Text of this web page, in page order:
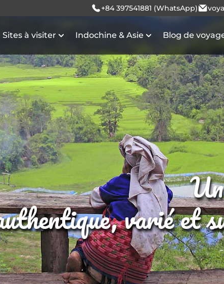
+84 397541881 (WhatsApp)
Sites à visiter Indochine & Asie Blog de
varié et